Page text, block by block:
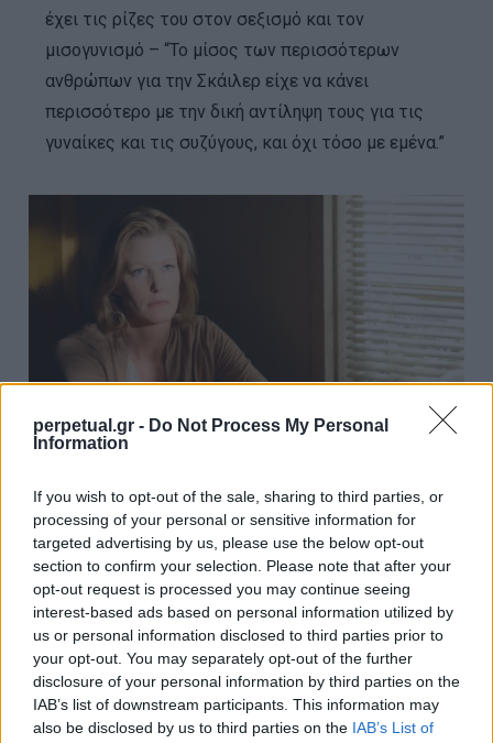
perpetual.gr - Do Not Process My Personal
Information
If you wish to opt-out of the sale, sharing to third parties, or
processing of your personal or sensitive information for
targeted advertising by us, please use the below opt-out
section to confirm your selection. Please note that after your
opt-out request is processed you may continue seeing
interest-based ads based on personal information utilized by
us or personal information disclosed to third parties prior to
your opt-out. You may separately opt-out of the further
disclosure of your personal information by third parties on the
IAB’s list of downstream participants. This information may
also be disclosed by us to third parties on the IAB’s List of
έχει τις ρίζες του στον σεξισμό και τον
μισογυνισμό – “Το μίσος των περισσότερων
ανθρώπων για την Σκάιλερ είχε να κάνει
περισσότερο με την δική αντίληψη τους για τις
γυναίκες και τις συζύγους, και όχι τόσο με εμένα.”
Ακόμα και ο Άαρον Πολ δεν καταλάβαινε για
ποιον λόγο το κοινό μισούσε την Σκάιλερ. Το
2018, ο Πολ ρώτησε το EW: “Γιατί το κοινό δεν
συμπάσχει με αυτή τη ταλαιπωρημένη γυναίκα;”. Ο
Γκίλιγκαν πιστεύει ότι η απάντηση βρίσκεται
στον τρόπο που παρουσιάστηκε το “Breaking Bad”